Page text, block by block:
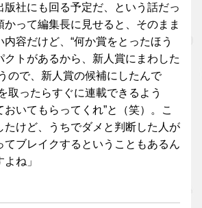
版社にも回る予定だ、という話だっ
かって編集長に見せると、そのまま
容だけど、“何か賞をとったほう
クトがあるから、新人賞にまわした
ので、新人賞の候補にしたんで
取ったらすぐに連載できるよう
いてもらってくれ”と（笑）。こ
たけど、うちでダメと判断した人が
てブレイクするということもあるん
ね」